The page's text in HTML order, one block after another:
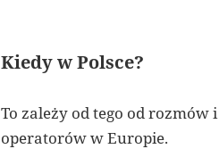
Kiedy w Polsce?
To zależy od tego od
operatorów w Europie.